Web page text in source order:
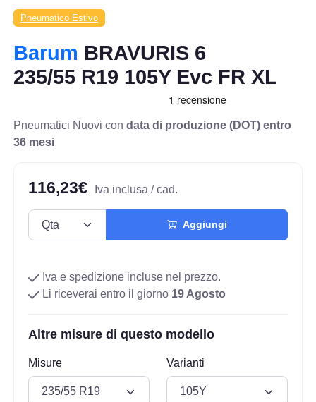
Pneumatico Estivo
Barum BRAVURIS 6
235/55 R19 105Y Evc FR XL
Pneumatici Nuovi condata di produzione (DOT) entro
36 mesi
116,23€ Iva inclusa / cad.
Aggiungi
Iva e spedizione incluse nel prezzo.
Li riceverai entro il giorno 19 Agosto
Altre misure di questo modello
Misure Varianti